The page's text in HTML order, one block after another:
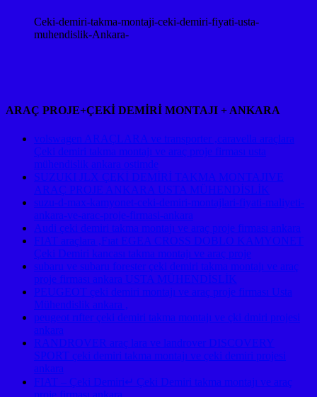
Ceki-demiri-takma-montaji-ceki-demiri-fiyati-usta-
muhendislik-Ankara-
ARAÇ PROJE+ÇEKİ DEMİRİ MONTAJI + ANKARA
volswagen ARAÇLARA ve transporter ,caravella araçlara
Çeki demiri takma montajı ve araç proje firması usta
mühendislik ankara ostimde
SUZUKI JLX ÇEKİ DEMİRİ TAKMA MONTAJIVE
ARAÇ PROJE ANKARA USTA MÜHENDİSLİK
suzu-d-max-kamyonet-ceki-demiri-montajlari-fiyati-maliyeti-
ankara-ve-arac-proje-firmasi-ankara
Audi çeki demiri takma montajı ve araç proje firması ankara
FIAT araçlara ,Fıat EGEA CROSS DOBLO KAMYONET
Çeki Demiri kancası takma montajı ve araç proje
subaru ve subaru forester çeki demiri takma montajı ve araç
proje firması ankara USTA MÜHENDİSLİK
PEUGEOT çeki demiri montajı ve araç proje firması Usta
Mühendislik ankara ,
peugeot rıfter çeki demiri takma montajı ve çki dmiri projesi
ankara
RANDROVER araç lara ve landrover DISCOVERY
SPORT çeki demiri takma montajı ve çeki demiri projesi
ankara
FIAT – Çeki Demiri↵ Çeki Demiri takma montajı ve araç
proje firması ankara